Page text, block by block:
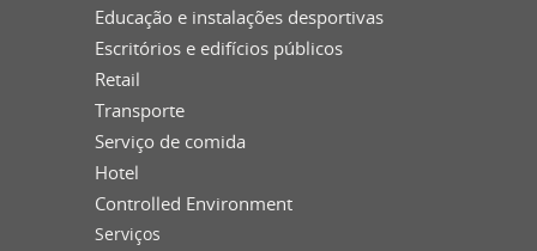
Educação e instalações desportivas
Escritórios e edifícios públicos
Retail
Transporte
Serviço de comida
Hotel
Controlled Environment
Serviços